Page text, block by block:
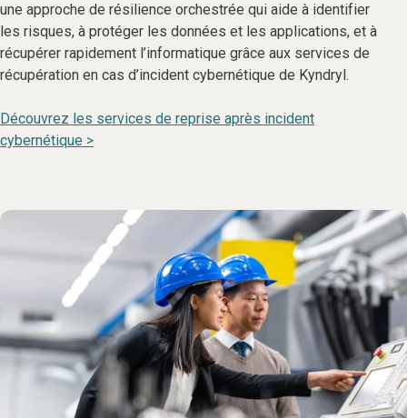
une approche de résilience orchestrée qui aide à identifier
les risques, à protéger les données et les applications, et à
récupérer rapidement l’informatique grâce aux services de
récupération en cas d’incident cybernétique de Kyndryl.
Découvrez les services de reprise après incident
cybernétique >